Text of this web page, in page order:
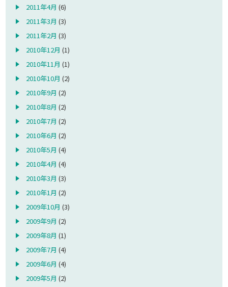
2011年4月 (6)
2011年3月 (3)
2011年2月 (3)
2010年12月 (1)
2010年11月 (1)
2010年10月 (2)
2010年9月 (2)
2010年8月 (2)
2010年7月 (2)
2010年6月 (2)
2010年5月 (4)
2010年4月 (4)
2010年3月 (3)
2010年1月 (2)
2009年10月 (3)
2009年9月 (2)
2009年8月 (1)
2009年7月 (4)
2009年6月 (4)
2009年5月 (2)